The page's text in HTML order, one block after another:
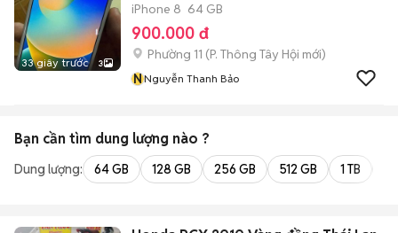
33 giây trước 3
iPhone 8 64 GB
900.000 đ
Phường 11 (P. Thông Tây Hội mới)
NNguyễn Thanh Bảo
Bạn cần tìm dung lượng nào ?
Dung lượng: 64 GB 128 GB 256 GB 512 GB 1 TB